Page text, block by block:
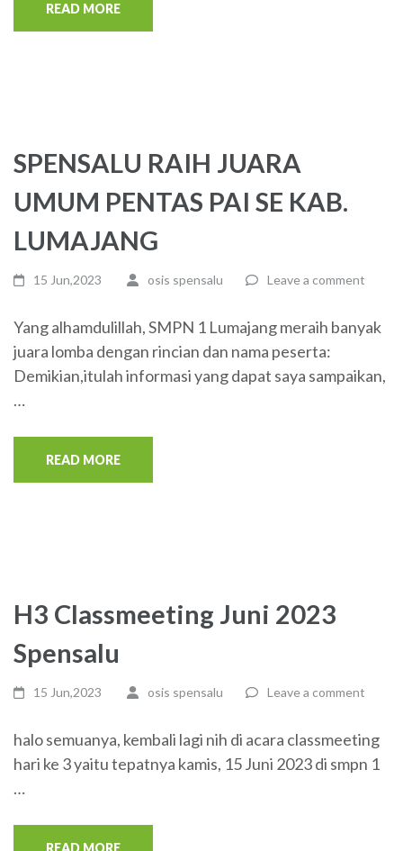
READ MORE
SPENSALU RAIH JUARA
UMUM PENTAS PAI SE KAB.
LUMAJANG
15 Jun,2023 osis spensalu Leave a comment
Yang alhamdulillah, SMPN 1 Lumajang meraih banyak
juara lomba dengan rincian dan nama peserta:
Demikian,itulah informasi yang dapat saya sampaikan,
…
READ MORE
H3 Classmeeting Juni 2023
Spensalu
15 Jun,2023 osis spensalu Leave a comment
halo semuanya, kembali lagi nih di acara classmeeting
hari ke 3 yaitu tepatnya kamis, 15 Juni 2023 di smpn 1
…
READ MORE